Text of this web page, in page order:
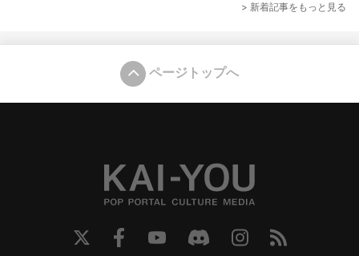
> 新着記事をもっと見る
ページトップへ